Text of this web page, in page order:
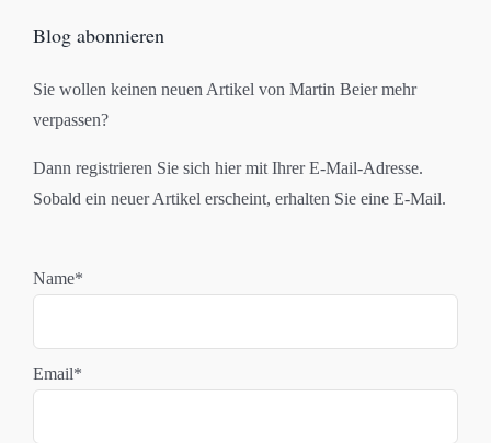
Blog abonnieren
Sie wollen keinen neuen Artikel von Martin Beier mehr
verpassen?
Dann registrieren Sie sich hier mit Ihrer E-Mail-Adresse.
Sobald ein neuer Artikel erscheint, erhalten Sie eine E-Mail.
Name*
Email*